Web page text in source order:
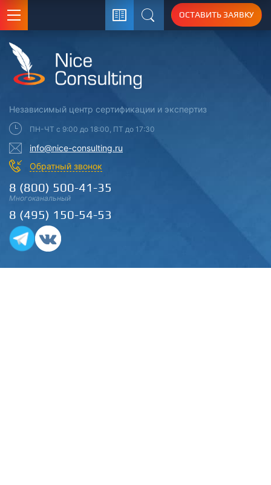
Поиск
ОСТАВИТЬ ЗАЯВКУ
Независимый центр сертификации и экспертиз
ПН-ЧТ с 9:00 до 18:00, ПТ до 17:30
info@nice-consulting.ru
Обратный звонок
8 (800) 500-41-35
Многоканальный
8 (495) 150-54-53